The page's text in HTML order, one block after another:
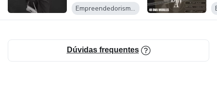
Empreendedorismo Digital
Dúvidas frequentes